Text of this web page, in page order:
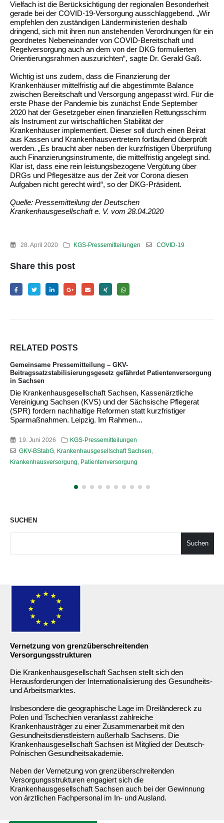
Vielfach ist die Berücksichtigung der regionalen Besonderheit
gerade bei der COVID-19-Versorgung ausschlaggebend. „Wir
empfehlen den zuständigen Länderministerien deshalb
dringend, sich mit ihren nun anstehenden Verordnungen für ein
geordnetes Nebeneinander von COVID-Bereitschaft und
Regelversorgung auch an dem von der DKG formulierten
Orientierungsrahmen auszurichten“, sagte Dr. Gerald Gaß.
Wichtig ist uns zudem, dass die Finanzierung der
Krankenhäuser mittelfristig auf die abgestimmte Balance
zwischen Bereitschaft und Versorgung angepasst wird. Für die
erste Phase der Pandemie bis zunächst Ende September
2020 hat der Gesetzgeber einen finanziellen Rettungsschirm
als Instrument zur wirtschaftlichen Stabilität der
Krankenhäuser implementiert. Dieser soll durch einen Beirat
aus Kassen und Krankenhausvertretern fortlaufend überprüft
werden. „Es braucht aber neben der kurzfristigen Überprüfung
auch Finanzierungsinstrumente, die mittelfristig angelegt sind.
Klar ist, dass eine rein leistungsbezogene Vergütung über
DRGs und Pflegesätze aus der Zeit vor Corona diesen
Aufgaben nicht gerecht wird“, so der DKG-Präsident.
Quelle: Pressemitteilung der Deutschen
Krankenhausgesellschaft e. V. vom 28.04.2020
28. April 2020 KGS-Pressemitteilungen COVID-19
Share this post
RELATED POSTS
Gemeinsame Pressemitteilung: Ministerin Warken erzwingt
Sanierung der GKV-Finanzen auf dem Rücken der Krankenhäuser
Erfurt, Leipzig, 21. April 2026 „Operation gelungen – Patient
tot?“ Mit dieser Frage bewerten die beiden
Vorstandsvorsitzenden der Landeskrankenhausgesellschaften
Thüringen (LKHG),...
Bundesgesundheitsministerin Nina Warken
Krankenhausgesellschaft Sachsen,Landeskrankenhausgesellschaft
Thüringen
SUCHEN
Suchen
Vernetzung von grenzüberschreitenden
Versorgungsstrukturen
Die Krankenhausgesellschaft Sachsen stellt sich den
Herausforderungen der Internationalisierung des Gesundheits-
und Arbeitsmarktes.
Insbesondere die geographische Lage im Dreiländereck zu
Polen und Tschechien veranlasst zahlreiche
Krankenhausträger zu einer Zusammenarbeit mit den
Gesundheitsdienstleistern außerhalb Sachsens. Die
Krankenhausgesellschaft Sachsen ist Mitglied der Deutsch-
Polnischen Gesundheitsakademie.
Neben der Vernetzung von grenzüberschreitenden
Versorgungsstrukturen engagiert sich die
Krankenhausgesellschaft Sachsen auch bei der Gewinnung
von ärztlichen Fachpersonal im In- und Ausland.